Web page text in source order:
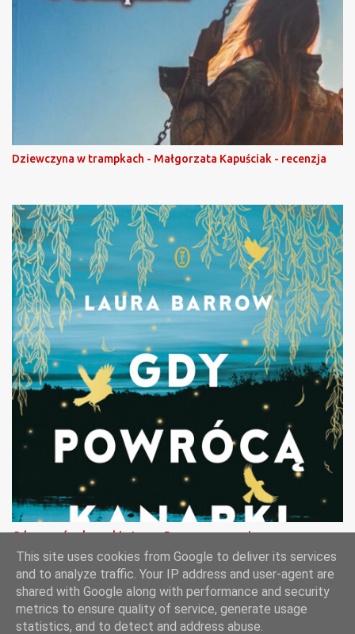
Dziewczyna w trampkach - Małgorzata Kapuściak - recenzja
Gdy powrócą kanarki - Laura Barrow - recenzja
Obsługiwane przez usługę Blogger
This site uses cookies from Google to deliver its services
and to analyze traffic. Your IP address and user-agent are
shared with Google along with performance and security
metrics to ensure quality of service, generate usage
statistics, and to detect and address abuse.